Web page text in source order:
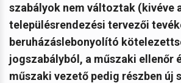
szabályok nem változtak (kivéve
településrendezési tervezői
beruházáslebonyolító
jogszabályból, a műszaki ellenőr
műszaki vezető pedig részben új